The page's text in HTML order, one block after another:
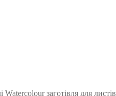
заготівля для